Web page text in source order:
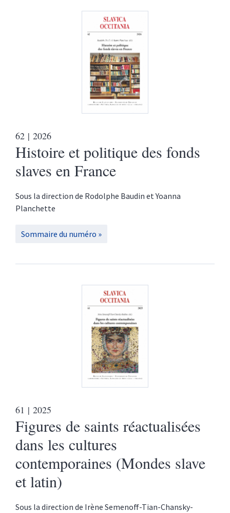
62 | 2026
Histoire et politique des fonds
slaves en France
Sous la direction de Rodolphe Baudin etYoanna
Planchette
Sommaire du numéro
61 | 2025
Figures de saints réactualisées
dans les cultures
contemporaines (Mondes slave
et latin)
Sous la direction de Irène Semenoff-Tian-Chansky-